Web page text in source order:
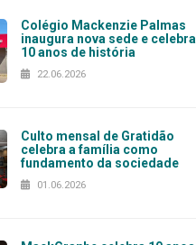
Colégio Mackenzie Palmas
inaugura nova sede e celebra
10 anos de história
22.06.2026
Culto mensal de Gratidão
celebra a família como
fundamento da sociedade
01.06.2026